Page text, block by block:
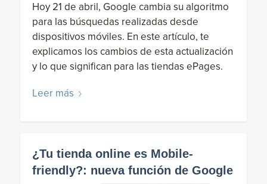
Hoy 21 de abril, Google cambia su algoritmo
para las búsquedas realizadas desde
dispositivos móviles. En este artículo, te
explicamos los cambios de esta actualización
y lo que significan para las tiendas ePages.
Leer más
¿Tu tienda online es Mobile-
friendly?: nueva función de Google